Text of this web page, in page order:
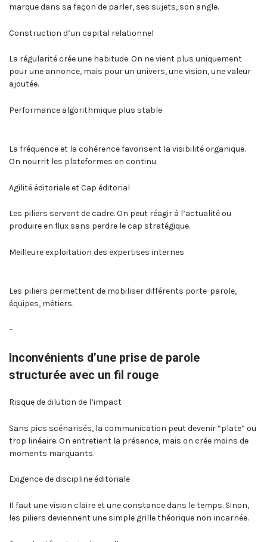
marque dans sa façon de parler, ses sujets, son angle.
Construction d’un capital relationnel
La régularité crée une habitude. On ne vient plus uniquement
pour une annonce, mais pour un univers, une vision, une valeur
ajoutée.
Performance algorithmique plus stable
La fréquence et la cohérence favorisent la visibilité organique.
On nourrit les plateformes en continu.
Agilité éditoriale et Cap éditorial
Les piliers servent de cadre. On peut réagir à l’actualité ou
produire en flux sans perdre le cap stratégique.
Meilleure exploitation des expertises internes
Les piliers permettent de mobiliser différents porte-parole,
équipes, métiers.
–
Inconvénients d’une prise de parole
structurée avec un fil rouge
Risque de dilution de l’impact
Sans pics scénarisés, la communication peut devenir “plate” ou
trop linéaire. On entretient la présence, mais on crée moins de
moments marquants.
Exigence de discipline éditoriale
Il faut une vision claire et une constance dans le temps. Sinon,
les piliers deviennent une simple grille théorique non incarnée.